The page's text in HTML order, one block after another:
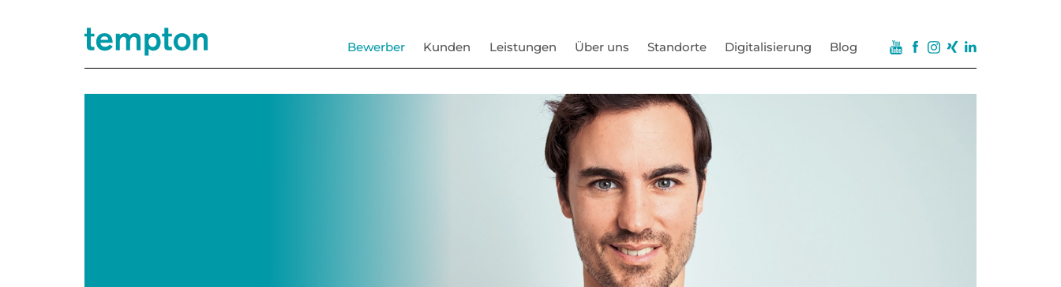
Bewerber Kunden Leistungen Über uns Standorte Digitalisierung Blog